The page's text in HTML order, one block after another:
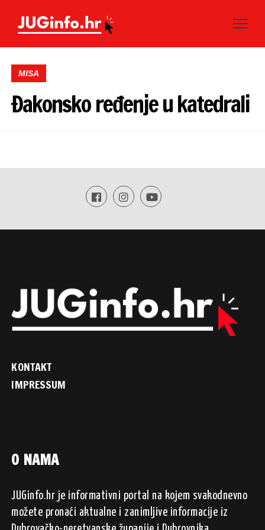
MISA
Đakonsko ređenje u katedrali
KONTAKT
IMPRESSUM
O NAMA
JUGinfo.hr je informativni portal na kojem svakodnevno
možete pronaći aktualne i zanimljive informacije iz